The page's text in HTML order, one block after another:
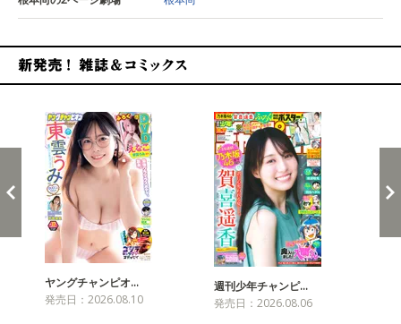
ヤングチャンピオ…
発売日：2026.08.10
週刊少年チャンピ…
発売日：2026.08.06